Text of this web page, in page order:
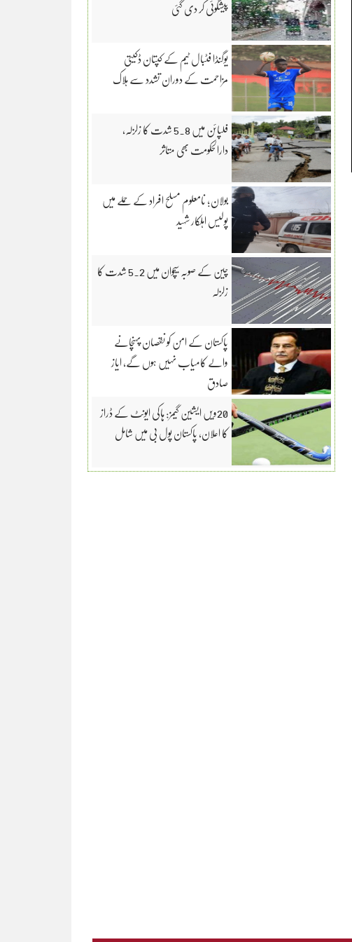
پیشگوئی کر دی گئی
یوگنڈا فٹبال ٹیم کے کپتان ڈکیتی
مزاحمت کے دوران تشدد سے ہلاک
فلپائن میں 5.8 شدت کا زلزلہ،
دارالحکومت بھی متاثر
بولان؛ نامعلوم مسلح افراد کے حملے میں
پولیس اہلکار شہید
چین کے صوبہ سیچوان میں 5.2 شدت کا
زلزلہ
پاکستان کے امن کو نقصان پہنچانے
والے کامیاب نہیں ہوں گے، ایاز
صادق
20ویں ایشین گیمز: ہاکی ایونٹ کے ڈراز
کا اعلان، پاکستان پول بی میں شامل